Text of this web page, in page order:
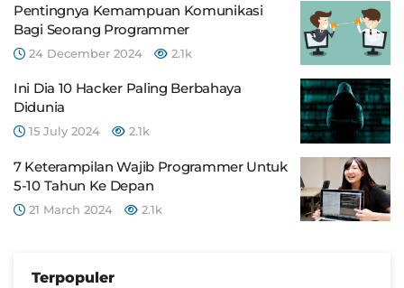
Pentingnya Kemampuan Komunikasi
Bagi Seorang Programmer
24 December 2024 2.1k
Ini Dia 10 Hacker Paling Berbahaya
Didunia
15 July 2024 2.1k
7 Keterampilan Wajib Programmer Untuk
5-10 Tahun Ke Depan
21 March 2024 2.1k
Terpopuler